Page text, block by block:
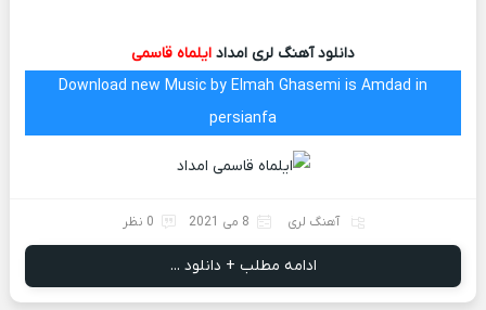
دانلود آهنگ لری امداد ایلماه قاسمی
Download new Music by Elmah Ghasemi is Amdad in
persianfa
آهنگ لری 8 می 2021 0 نظر
ادامه مطلب + دانلود ...